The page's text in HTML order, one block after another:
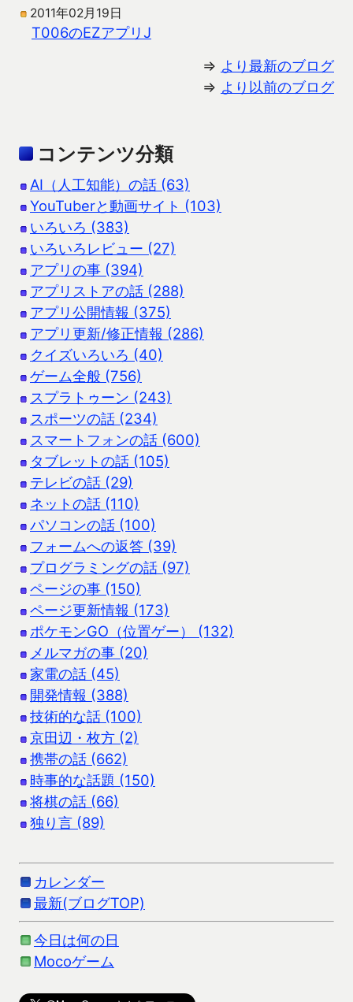
2011年02月19日
T006のEZアプリJ
⇒ より最新のブログ
⇒ より以前のブログ
コンテンツ分類
AI（人工知能）の話 (63)
YouTuberと動画サイト (103)
いろいろ (383)
いろいろレビュー (27)
アプリの事 (394)
アプリストアの話 (288)
アプリ公開情報 (375)
アプリ更新/修正情報 (286)
クイズいろいろ (40)
ゲーム全般 (756)
スプラトゥーン (243)
スポーツの話 (234)
スマートフォンの話 (600)
タブレットの話 (105)
テレビの話 (29)
ネットの話 (110)
パソコンの話 (100)
フォームへの返答 (39)
プログラミングの話 (97)
ページの事 (150)
ページ更新情報 (173)
ポケモンGO（位置ゲー） (132)
メルマガの事 (20)
家電の話 (45)
開発情報 (388)
技術的な話 (100)
京田辺・枚方 (2)
携帯の話 (662)
時事的な話題 (150)
将棋の話 (66)
独り言 (89)
カレンダー
最新(ブログTOP)
今日は何の日
Mocoゲーム